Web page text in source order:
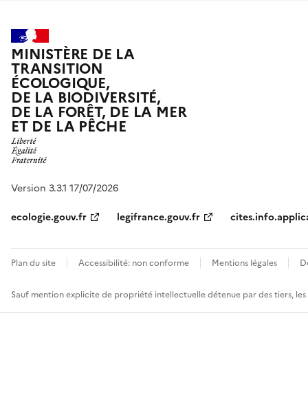
MINISTÈRE DE LA
TRANSITION
ÉCOLOGIQUE,
DE LA BIODIVERSITÉ,
DE LA FORÊT, DE LA MER
ET DE LA PÊCHE
Version 3.3.1 17/07/2026
ecologie.gouv.fr
legifrance.gouv.fr
Plan du site Accessibilité: non conforme Mentions légales
Sauf mention explicite de propriété intellectuelle détenue par des tiers,